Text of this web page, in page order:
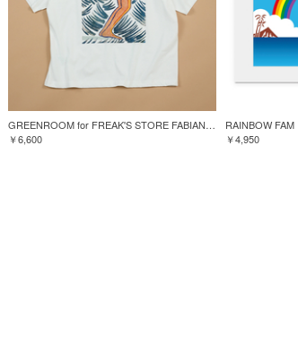
GREENROOM for FREAK'S STORE FABIAN LAVATER S/S TEE
￥6,600
RAINBOW FAM
￥4,950